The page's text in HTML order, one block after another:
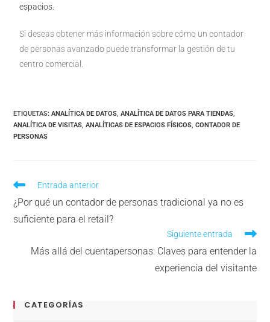
espacios.
Si deseas obtener más información sobre cómo un contador
de personas avanzado puede transformar la gestión de tu
centro comercial.
ETIQUETAS:ANALÍTICA DE DATOS, ANALÍTICA DE DATOS PARA TIENDAS,
ANALÍTICA DE VISITAS, ANALÍTICAS DE ESPACIOS FÍSICOS, CONTADOR DE
PERSONAS
Entrada anterior
¿Por qué un contador de personas tradicional ya no es
suficiente para el retail?
Siguiente entrada
Más allá del cuentapersonas: Claves para entender la
experiencia del visitante
CATEGORÍAS